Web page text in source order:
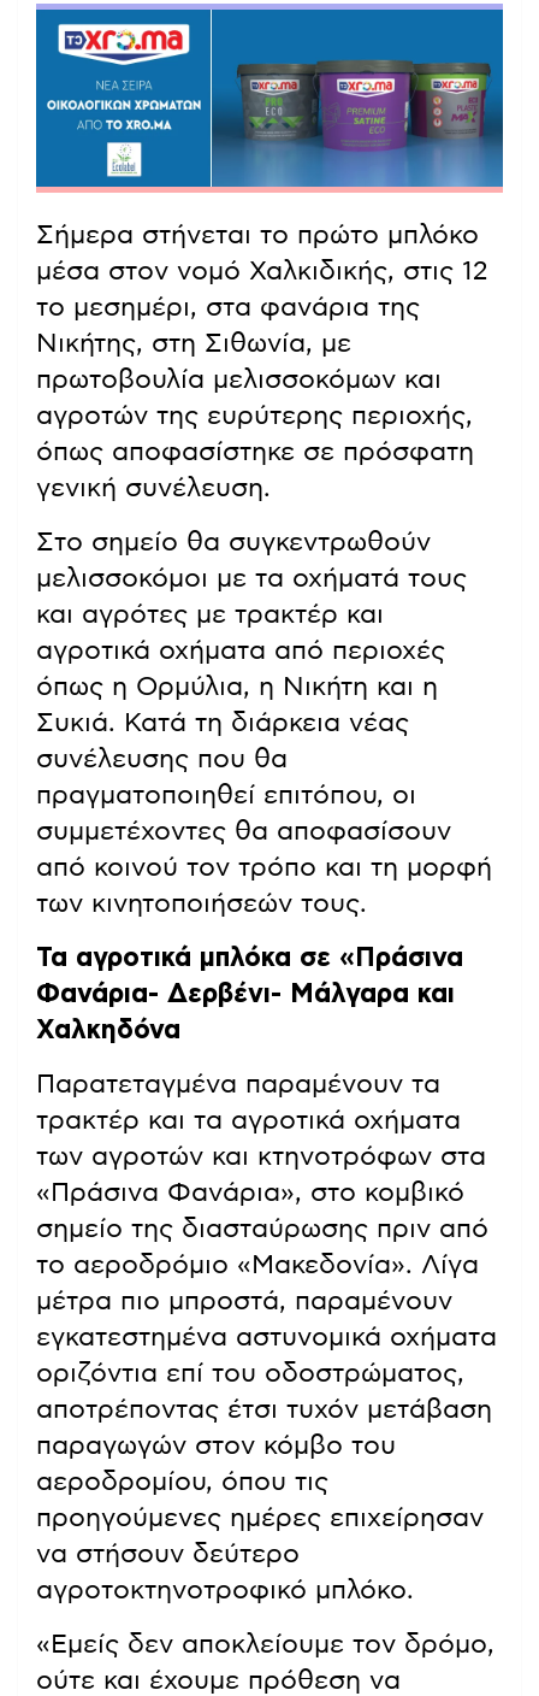
Σήμερα στήνεται το πρώτο μπλόκο
μέσα στον νομό Χαλκιδικής, στις 12
το μεσημέρι, στα φανάρια της
Νικήτης, στη Σιθωνία, με
πρωτοβουλία μελισσοκόμων και
αγροτών της ευρύτερης περιοχής,
όπως αποφασίστηκε σε πρόσφατη
γενική συνέλευση.
Στο σημείο θα συγκεντρωθούν
μελισσοκόμοι με τα οχήματά τους
και αγρότες με τρακτέρ και
αγροτικά οχήματα από περιοχές
όπως η Ορμύλια, η Νικήτη και η
Συκιά. Κατά τη διάρκεια νέας
συνέλευσης που θα
πραγματοποιηθεί επιτόπου, οι
συμμετέχοντες θα αποφασίσουν
από κοινού τον τρόπο και τη μορφή
των κινητοποιήσεών τους.
Τα αγροτικά μπλόκα σε «Πράσινα
Φανάρια- Δερβένι- Μάλγαρα και
Χαλκηδόνα
Παρατεταγμένα παραμένουν τα
τρακτέρ και τα αγροτικά οχήματα
των αγροτών και κτηνοτρόφων στα
«Πράσινα Φανάρια», στο κομβικό
σημείο της διασταύρωσης πριν από
το αεροδρόμιο «Μακεδονία». Λίγα
μέτρα πιο μπροστά, παραμένουν
εγκατεστημένα αστυνομικά οχήματα
οριζόντια επί του οδοστρώματος,
αποτρέποντας έτσι τυχόν μετάβαση
παραγωγών στον κόμβο του
αεροδρομίου, όπου τις
προηγούμενες ημέρες επιχείρησαν
να στήσουν δεύτερο
αγροτοκτηνοτροφικό μπλόκο.
«Εμείς δεν αποκλείουμε τον δρόμο,
ούτε και έχουμε πρόθεση να